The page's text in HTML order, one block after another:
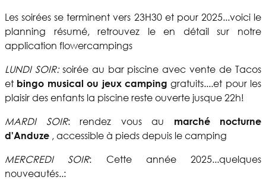
Les soirées se terminent vers 23H30 et pour 2025...voici le
planning résumé, retrouvez le en détail sur notre
application flowercampings
LUNDI SOIR:soirée au bar piscine avec vente de Tacos
et bingo musical ou jeux camping gratuits....et pour les
plaisir des enfants la piscine reste ouverte jusque 22h!
MARDI SOIR: rendez vous au marché nocturne
d'Anduze , accessible à pieds depuis le camping
MERCREDI SOIR: Cette année 2025...quelques
nouveautés..: